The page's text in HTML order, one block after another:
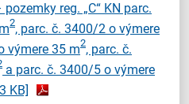
reg. „C“ KN parc.
2, parc. č. 3400/2 o výmere
výmere 35 m2, parc. č.
a parc. č. 3400/5 o výmere
KB]